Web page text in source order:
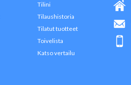
Tilini
Tilaushistoria
Tilatut tuotteet
Toivelista
Katso vertailu